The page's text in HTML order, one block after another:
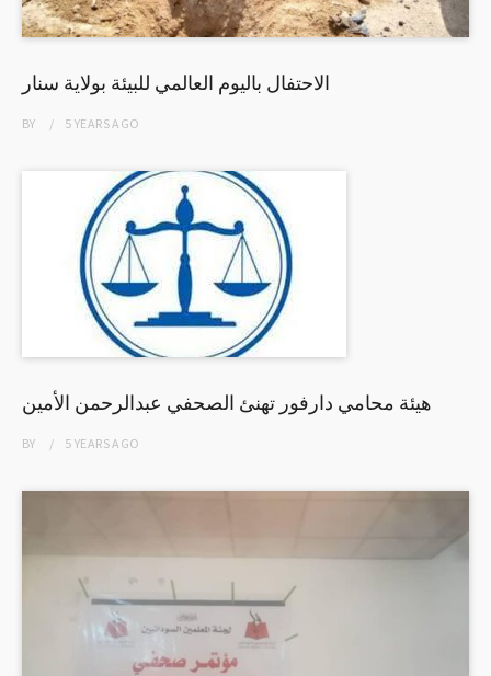
الاحتفال باليوم العالمي للبيئة بولاية سنار
BY 5 YEARSAGO
هيئة محامي دارفور تهنئ الصحفي عبدالرحمن الأمين
BY 5 YEARSAGO